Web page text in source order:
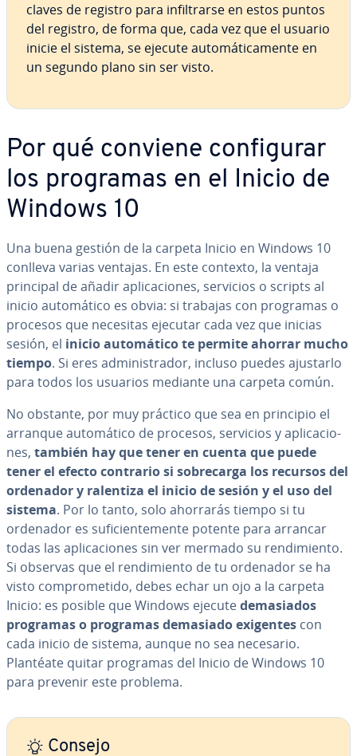
claves de registro para in­fi­l­trar­se en estos puntos
del registro, de forma que, cada vez que el usuario
inicie el sistema, se ejecute au­to­má­ti­ca­me­n­te en
un segundo plano sin ser visto.
Por qué conviene co­n­fi­gu­rar
los programas en el Inicio de
Windows 10
Una buena gestión de la carpeta Inicio en Windows 10
conlleva varias ventajas. En este contexto, la ventaja
principal de añadir apli­ca­cio­nes, servicios o scripts al
inicio au­to­má­ti­co es obvia: si trabajas con programas o
procesos que necesitas ejecutar cada vez que inicias
sesión, el inicio au­to­má­ti­co te permite ahorrar mucho
tiempo. Si eres ad­mi­ni­s­tra­dor, incluso puedes ajustarlo
para todos los usuarios mediante una carpeta común.
No obstante, por muy práctico que sea en principio el
arranque au­to­má­ti­co de procesos, servicios y apli­ca­cio­
nes, también hay que tener en cuenta que puede
tener el efecto contrario si so­bre­ca­r­ga los recursos del
ordenador y ralentiza el inicio de sesión y el uso del
sistema. Por lo tanto, solo ahorrarás tiempo si tu
ordenador es su­fi­cie­n­te­me­n­te potente para arrancar
todas las apli­ca­cio­nes sin ver mermado su re­n­di­mie­n­to.
Si observas que el re­n­di­mie­n­to de tu ordenador se ha
visto co­m­pro­me­ti­do, debes echar un ojo a la carpeta
Inicio: es posible que Windows ejecutede­ma­sia­dos
programas o programas demasiado exigentes con
cada inicio de sistema, aunque no sea necesario.
Plantéate quitar programas del Inicio de Windows 10
para prevenir este problema.
Consejo